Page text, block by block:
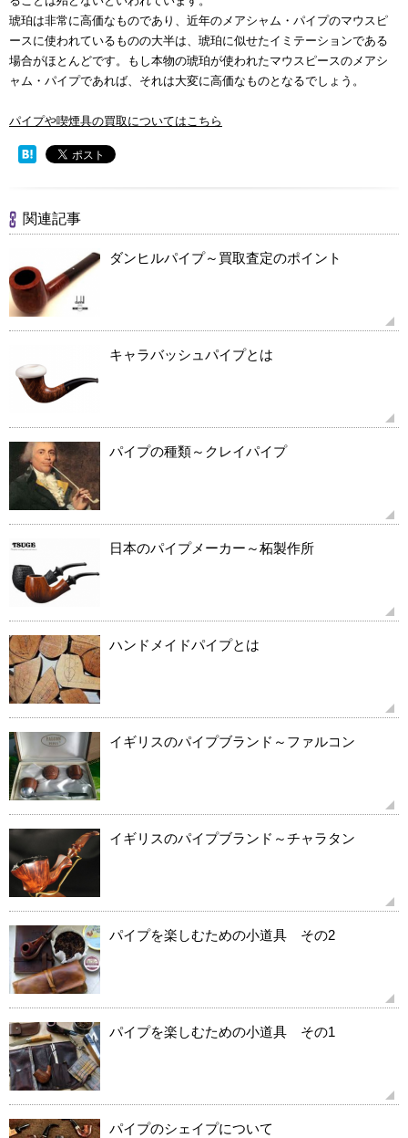
琥珀は非常に高価なものであり、近年のメアシャム・パイプのマウスピ
ースに使われているものの大半は、琥珀に似せたイミテーションである
場合がほとんどです。もし本物の琥珀が使われたマウスピースのメアシ
ャム・パイプであれば、それは大変に高価なものとなるでしょう。
パイプや喫煙具の買取についてはこちら
関連記事
ダンヒルパイプ～買取査定のポイント
キャラバッシュパイプとは
パイプの種類～クレイパイプ
日本のパイプメーカー～柘製作所
ハンドメイドパイプとは
イギリスのパイプブランド～ファルコン
イギリスのパイプブランド～チャラタン
パイプを楽しむための小道具 その2
パイプを楽しむための小道具 その1
パイプのシェイプについて